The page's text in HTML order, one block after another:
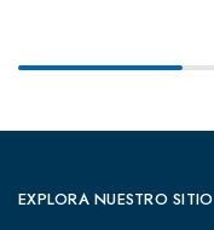
EXPLORA NUESTRO SITIO